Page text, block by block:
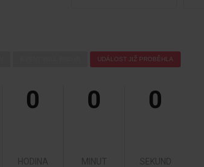
UDÁLOST JIŽ PROBĚHLA
0
HODINA
0
MINUT
0
SEKUND